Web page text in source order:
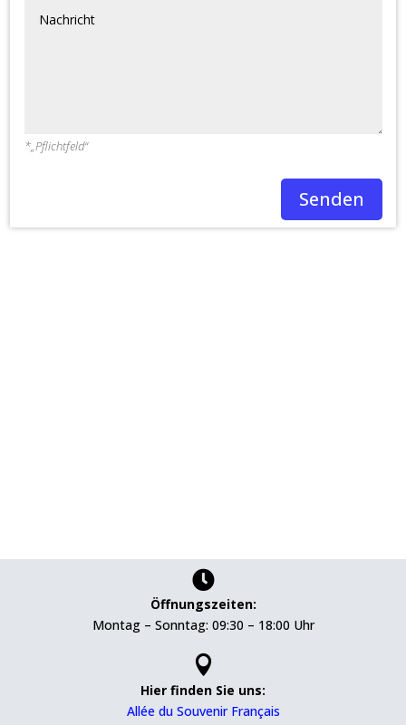
*„Pflichtfeld“
Senden

Öffnungszeiten:
Montag – Sonntag: 09:30 – 18:00 Uhr

Hier finden Sie uns:
Allée du Souvenir Français